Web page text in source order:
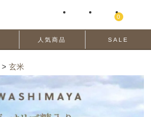
0
人気商品 SALE
> 玄米